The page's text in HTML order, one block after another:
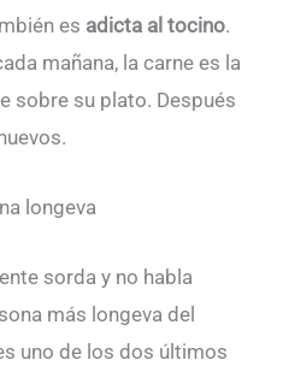
es adicta al tocino.
mañana, la carne es la
sobre su plato. Después
sorda y no habla
más longeva del
uno de los dos últimos